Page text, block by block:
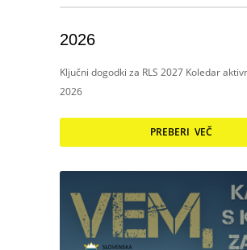
2026
Ključni dogodki za RLS 2027 Koledar
2026
PREBERI VEČ